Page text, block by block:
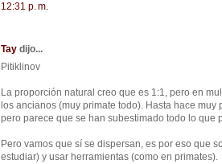
12:31 p. m.
Tay dijo...
Pitiklinov
La proporción natural creo que es 1:1, pero en
los ancianos (muy primate todo). Hasta hace
pero parece que se han subestimado todo lo
Pero vamos que sí se dispersan, es por eso que
estudiar) y usar herramientas (como en primates).